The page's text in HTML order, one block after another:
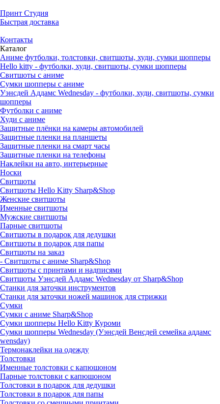
Принт Студия
Быстрая доставка
Контакты
Каталог
Аниме футболки, толстовки, свитшоты, худи, сумки шопперы
Hello kitty - футболки, худи, свитшоты, сумки шопперы
Свитшоты с аниме
Сумки шопперы с аниме
Уэнсдей Аддамс Wednesday - футболки, худи, свитшоты, сумки
шопперы
Футболки с аниме
Худи с аниме
Защитные плёнки на камеры автомобилей
Защитные пленки на планшеты
Защитные пленки на смарт часы
Защитные пленки на телефоны
Наклейки на авто, интерьерные
Носки
Свитшоты
Cвитшоты Hello Kitty Sharp&Shop
Женские свитшоты
Именные свитшоты
Мужские свитшоты
Парные свитшоты
Свитшоты в подарок для дедушки
Свитшоты в подарок для папы
Свитшоты на заказ
- Свитшоты с аниме Sharp&Shop
Свитшоты с принтами и надписями
Свитшоты Уэнсдей Аддамс Wednesday от Sharp&Shop
Станки для заточки инструментов
Станки для заточки ножей машинок для стрижки
Сумки
Сумки с аниме Sharp&Shop
Сумки шопперы Hello Kitty Куроми
Сумки шопперы Wednesday (Уэнсдей Венсдей семейка аддамс
wensday)
Термонаклейки на одежду
Толстовки
Именные толстовки с капюшоном
Парные толстовки с капюшоном
Толстовки в подарок для дедушки
Толстовки в подарок для папы